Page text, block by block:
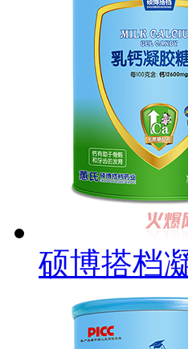
硕博搭档